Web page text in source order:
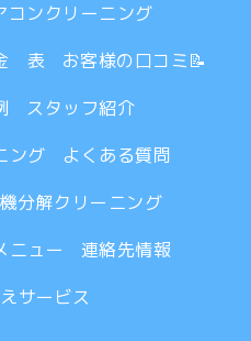
コンクリーニング
表
お客様の口コミ📝
スタッフ紹介
ング
よくある質問
分解クリーニング
ニュー
連絡先情報
サービス